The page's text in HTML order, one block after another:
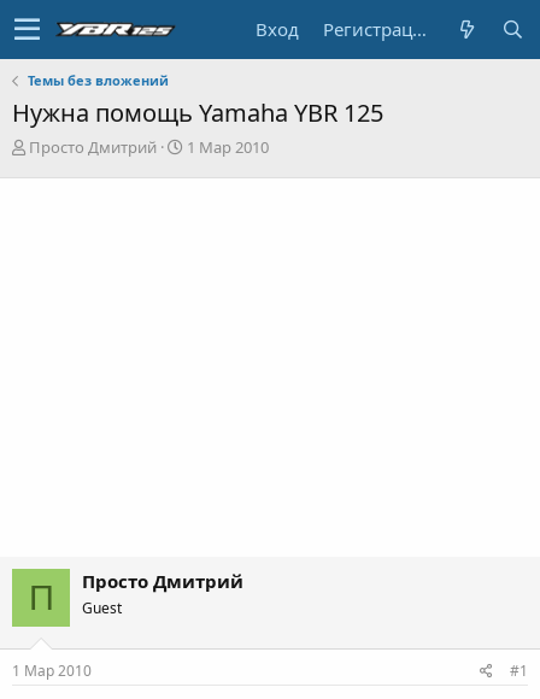
Вход Регистрация
Темы без вложений
Нужна помощь Yamaha YBR 125
А
Просто Дмитрий
Д1 Мар 2010
П Просто Дмитрий
Guest
1 Мар 2010 #1